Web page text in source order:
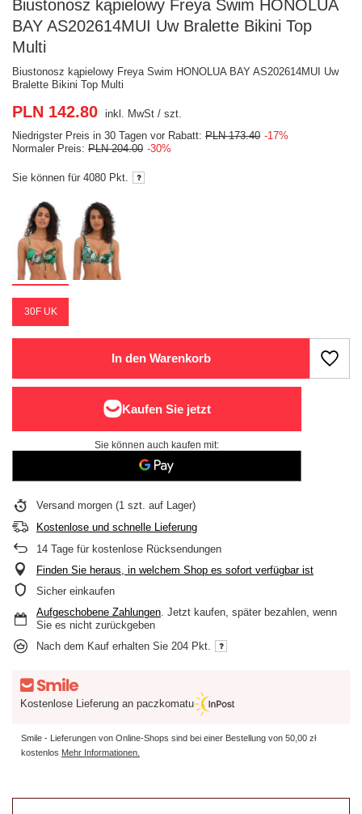
Biustonosz kąpielowy Freya Swim HONOLUA
BAY AS202614MUI Uw Bralette Bikini Top
Multi
Biustonosz kąpielowy Freya Swim HONOLUA BAY AS202614MUI Uw
Bralette Bikini Top Multi
30F UK
PLN 142.80 inkl. MwSt / szt.
Niedrigster Preis in 30 Tagen vor Rabatt: PLN 173.40 -17%
Normaler Preis: PLN 204.00 -30%
Sie können für 4080 Pkt.
In den Warenkorb
Sie können auch kaufen mit:
Versand morgen (1 szt. auf Lager)
Kostenlose und schnelle Lieferung
14 Tage für kostenlose Rücksendungen
Finden Sie heraus, in welchem Shop es sofort verfügbar ist
Sicher einkaufen
Aufgeschobene Zahlungen . Jetzt kaufen, später bezahlen, wenn
Sie es nicht zurückgeben
Nach dem Kauf erhalten Sie 204 Pkt.
Kostenlose Lieferung an paczkomatu
Smile - Lieferungen von Online-Shops sind bei einer Bestellung von 50,00 zł
kostenlos Mehr Informationen.